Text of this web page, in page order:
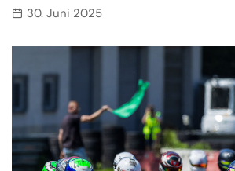
30. Juni 2025